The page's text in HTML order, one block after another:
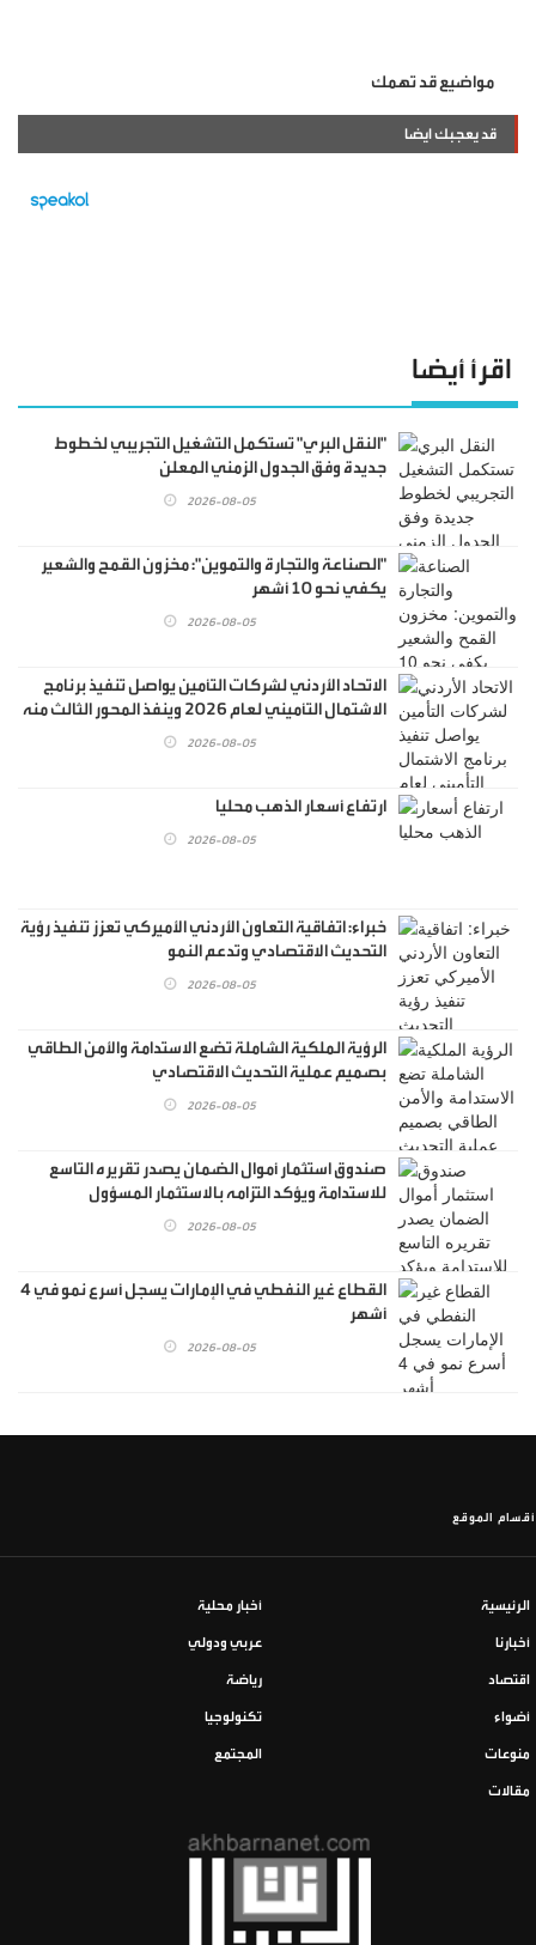
مواضيع قد تهمك
قد يعجبك ايضا
اقرأ أيضا
"النقل البري" تستكمل التشغيل التجريبي لخطوط
جديدة وفق الجدول الزمني المعلن
2026-08-05
"الصناعة والتجارة والتموين": مخزون القمح والشعير
يكفي نحو 10 أشهر
2026-08-05
الاتحاد الأردني لشركات التأمين يواصل تنفيذ برنامج
الاشتمال التأميني لعام 2026 وينفذ المحور الثالث منه
2026-08-05
ارتفاع أسعار الذهب محليا
2026-08-05
خبراء: اتفاقية التعاون الأردني الأميركي تعزز تنفيذ رؤية
التحديث الاقتصادي وتدعم النمو
2026-08-05
الرؤية الملكية الشاملة تضع الاستدامة والأمن الطاقي
بصميم عملية التحديث الاقتصادي
2026-08-05
صندوق استثمار أموال الضمان يصدر تقريره التاسع
للاستدامة ويؤكد التزامه بالاستثمار المسؤول
2026-08-05
القطاع غير النفطي في الإمارات يسجل أسرع نمو في 4
أشهر
2026-08-05
أقسام الموقع
الرئيسية أخبار محلية
أخبارنا عربي ودولي
اقتصاد رياضة
أضواء تكنولوجيا
منوعات المجتمع
مقالات